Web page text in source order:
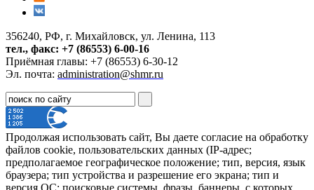
356240, РФ, г. Михайловск, ул. Ленина, 113
тел., факс: +7 (86553) 6-00-16
Приёмная главы: +7 (86553) 6-30-12
Эл. почта: administration@shmr.ru
Продолжая использовать сайт, Вы даете согласие на обработку
файлов cookie, пользовательских данных (IP-адрес;
предполагаемое географическое положение; тип, версия, язык
браузера; тип устройства и разрешение его экрана; тип и